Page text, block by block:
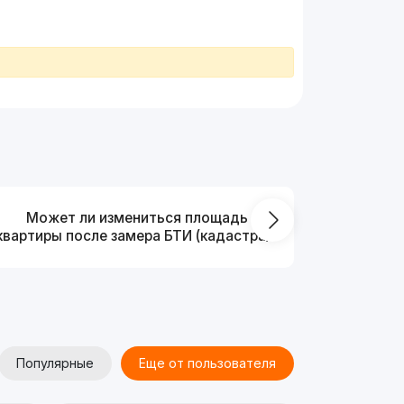
Может ли измениться площадь
после замера БТИ (кадастра)?
Популярные Еще от пользователя